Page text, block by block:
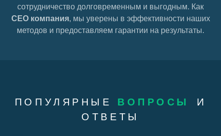
сотрудничество долговременным и выгодным. Как
СЕО компания, мы уверены в эффективности наших
методов и предоставляем гарантии на результаты.
ПОПУЛЯРНЫЕ ВОПРОСЫ
И
ОТВЕТЫ